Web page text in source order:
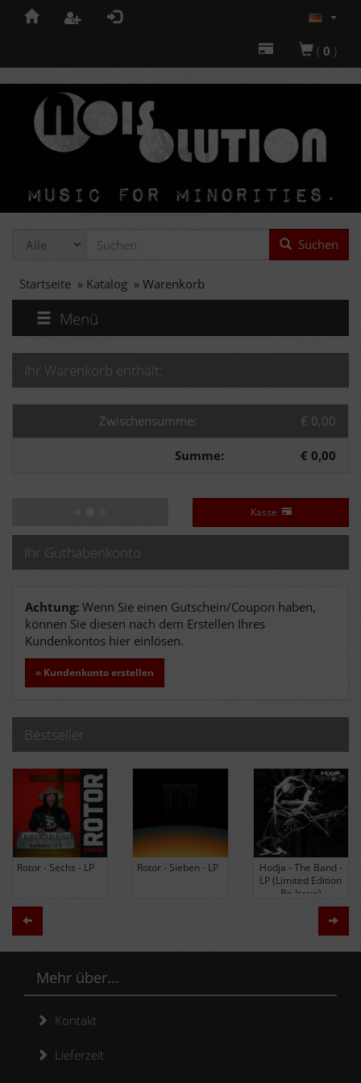
( 0 )
Suchen
Startseite » Katalog » Warenkorb
Menü
Ihr Warenkorb enthält:
Zwischensumme: € 0,00
Summe: € 0,00
Kasse
Ihr Guthabenkonto
Achtung: Wenn Sie einen Gutschein/Coupon haben,
können Sie diesen nach dem Erstellen Ihres
Kundenkontos hier einlösen.
» Kundenkonto erstellen
Bestseller
Rotor - Sechs - LP Rotor - Sieben - LP
Hodja - The Band -
LP (Limited Edition
Re-Issue)
Zurück
Mehr über...
Kontakt
Lieferzeit